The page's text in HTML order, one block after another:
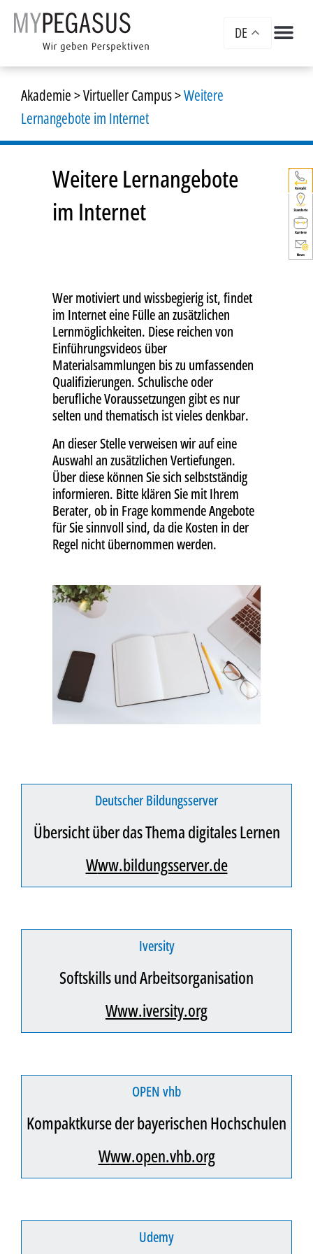
DE
Akademie>Virtueller Campus>Weitere
Lernangebote im Internet
Weitere Lernangebote
im Internet
Wer motiviert und wissbegierig ist, findet
im Internet eine Fülle an zusätzlichen
Lernmöglichkeiten. Diese reichen von
Einführungsvideos über
Materialsammlungen bis zu umfassenden
Qualifizierungen. Schulische oder
berufliche Voraussetzungen gibt es nur
selten und thematisch ist vieles denkbar.
An dieser Stelle verweisen wir auf eine
Auswahl an zusätzlichen Vertiefungen.
Über diese können Sie sich selbstständig
informieren. Bitte klären Sie mit Ihrem
Berater, ob in Frage kommende Angebote
für Sie sinnvoll sind, da die Kosten in der
Regel nicht übernommen werden.
Deutscher Bildungsserver
Übersicht über das Thema digitales Lernen
www.bildungsserver.de
Iversity
Softskills und Arbeitsorganisation
www.iversity.org
OPEN vhb
Kompaktkurse der bayerischen Hochschulen
www.open.vhb.org
Udemy